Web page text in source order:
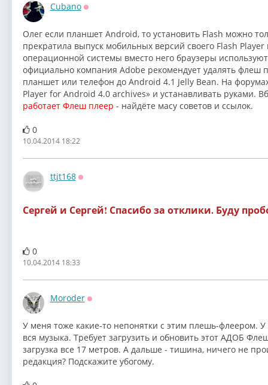
Cubano
Олег если планшет Android, то установить Flash можно
прекратила выпуск мобильных версий своего Flash Player
операционной системы вместо него браузеры
официально компания Adobe рекомендует удалять флеш
планшет или телефон до Android 4.1 Jelly Bean. На
Player for Android 4.0 archives» и устанавливать руками.
работает Флеш плеер - найдёте масу советов и ссылок.
0
10.04.2014 18:22
ttjt168
Сергей и Сергей! Спасибо за отклики. Буду
0
10.04.2014 18:33
Moroder
У меня тоже какие-то непонятки с этим плешь-флеером.
вся музыка. Требует загрузить и обновить этот АДОБ
загрузка все 17 метров. А дальше - тишина, ничего не
редакция? Подскажите убогому.